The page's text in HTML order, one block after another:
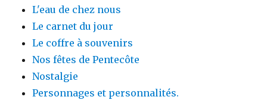
L'eau de chez nous
Le carnet du jour
Le coffre à souvenirs
Nos fêtes de Pentecôte
Nostalgie
Personnages et personnalités.